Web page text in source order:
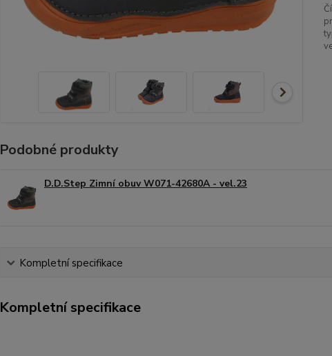
Podobné produkty
D.D.Step Zimní obuv W071-42680A - vel.23
Kompletní specifikace
Kompletní specifikace